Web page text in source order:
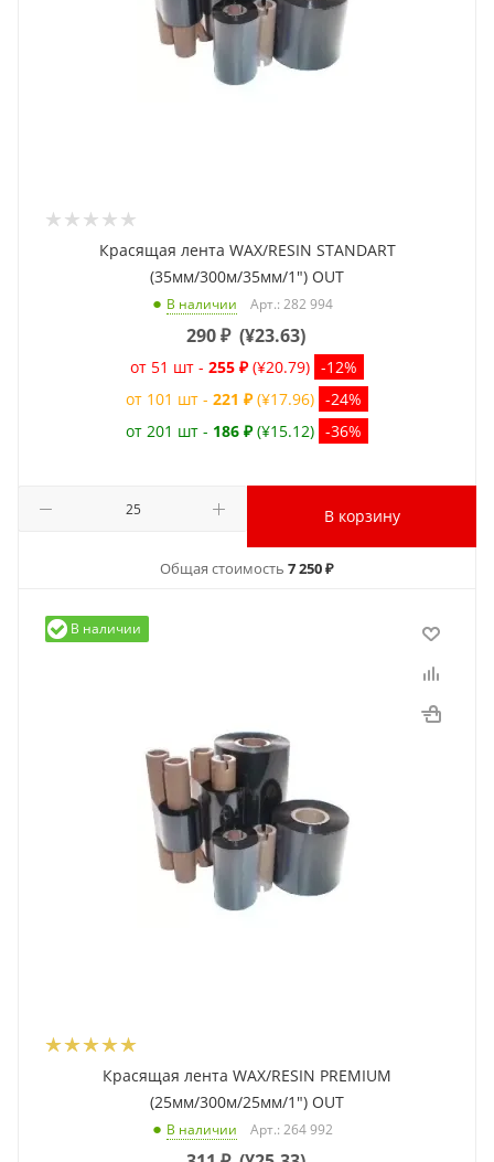
Красящая лента WAX/RESIN STANDART
(35мм/300м/35мм/1") OUT
В наличии Арт.: 282 994
290₽ (¥23.63)
от 51 шт - 255 ₽ (¥20.79) -12%
от 101 шт - 221 ₽ (¥17.96) -24%
от 201 шт - 186 ₽ (¥15.12) -36%
В корзину
Общая стоимость 7 250 ₽
В наличии
Красящая лента WAX/RESIN PREMIUM
(25мм/300м/25мм/1") OUT
В наличии Арт.: 264 992